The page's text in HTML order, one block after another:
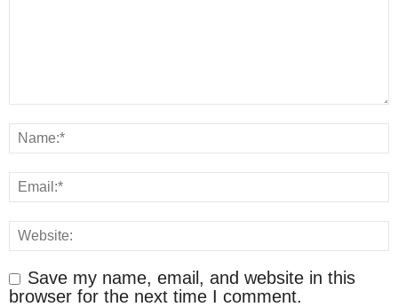
Save my name, email, and website in this
browser for the next time I comment.